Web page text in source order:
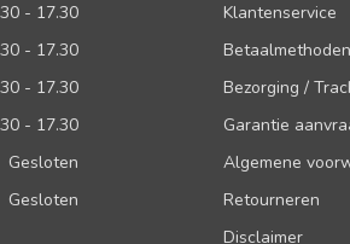
- 17.30
- 17.30
- 17.30
- 17.30
Gesloten
Gesloten
Klantenservice
Betaalmethoden
Bezorging /
Garantie
Algemene
Retourneren
Disclaimer